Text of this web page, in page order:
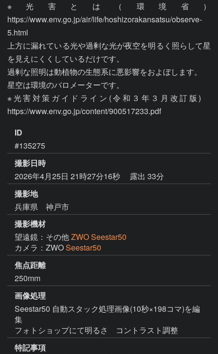
※光害とは（環境省）
https://www.env.go.jp/air/life/hoshizorakansatsu/observe-
5.html
上方に漏れている光や過剰な光が夜空を明るく照らして星
を見えにくくしているだけです。
過剰な照明は動植物の生態系に悪影響をおよぼします。
星空は環境のバロメーターです。
※光害対策ガイドライン(令和３年３月改訂版)
https://www.env.go.jp/content/900517233.pdf
ID
#135275
撮影日時
2026年4月25日 21時27分16秒
露出 33分
撮影地
兵庫県 神戸市
撮影機材
望遠鏡：その他ZWO Seestar50
カメラ：ZWOSeestar50
焦点距離
250mm
画像処理
Seestar50 自動スタック処理画像(10秒×198コマ)を編
集
特記事項